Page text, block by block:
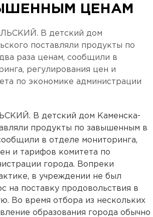
ЦЕНАМ
В детский дом
поставляли продукты по
раза ценам, сообщили в
регулирования цен и
по экономике администрации
В детский дом Каменска-
продукты по завышенным в
в отделе мониторинга,
и тарифов комитета по
города. Вопреки
в учреждении не был
на поставку продовольствия в
Во время отбора из нескольких
образования города обычно